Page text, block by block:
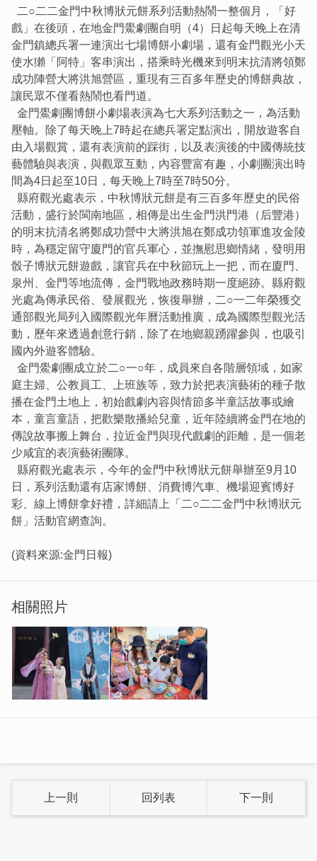
二○二二金門中秋博狀元餅系列活動熱鬧一整個月，「好
戲」在後頭，在地金門鱟劇團自明（4）日起每天晚上在清
金門鎮總兵署一連演出七場博餅小劇場，還有金門觀光小天
使水獺「阿特」客串演出，搭乘時光機來到明末抗清將領鄭
成功陣營大將洪旭營區，重現有三百多年歷史的博餅典故，
讓民眾不僅看熱鬧也看門道。
金門鱟劇團博餅小劇場表演為七大系列活動之一，為活動
壓軸。除了每天晚上7時起在總兵署定點演出，開放遊客自
由入場觀賞，還有表演前的踩街，以及表演後的中國傳統技
藝體驗與表演，與觀眾互動，內容豐富有趣，小劇團演出時
間為4日起至10日，每天晚上7時至7時50分。
縣府觀光處表示，中秋博狀元餅是有三百多年歷史的民俗
活動，盛行於閩南地區，相傳是出生金門洪門港（后豐港）
的明末抗清名將鄭成功營中大將洪旭在鄭成功領軍進攻金陵
時，為穩定留守廈門的官兵軍心，並撫慰思鄉情緒，發明用
骰子博狀元餅遊戲，讓官兵在中秋節玩上一把，而在廈門、
泉州、金門等地流傳，金門戰地政務時期一度絕跡。縣府觀
光處為傳承民俗、發展觀光，恢復舉辦，二○一二年榮獲交
通部觀光局列入國際觀光年曆活動推廣，成為國際型觀光活
動，歷年來透過創意行銷，除了在地鄉親踴躍參與，也吸引
國內外遊客體驗。
金門鱟劇團成立於二○一○年，成員來自各階層領域，如家
庭主婦、公教員工、上班族等，致力於把表演藝術的種子散
播在金門土地上，初始戲劇內容與情節多半童話故事或繪
本，童言童語，把歡樂散播給兒童，近年陸續將金門在地的
傳說故事搬上舞台，拉近金門與現代戲劇的距離，是一個老
少咸宜的表演藝術團隊。
縣府觀光處表示，今年的金門中秋博狀元餅舉辦至9月10
日，系列活動還有店家博餅、消費博汽車、機場迎賓博好
彩、線上博餅拿好禮，詳細請上「二○二二金門中秋博狀元
餅」活動官網查詢。
(資料來源:金門日報)
相關照片
上一則 回列表 下一則